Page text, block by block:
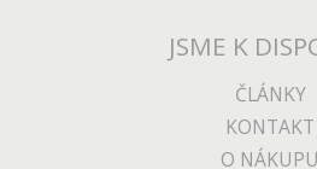
JSME K
ČLÁNKY
KONTAKT
O NÁKUPU